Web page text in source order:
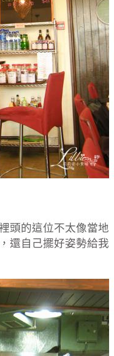
頭的這位不太像當地
還自己擺好姿勢給我